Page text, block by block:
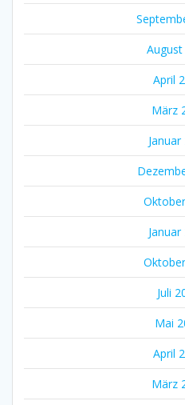
April
März
Januar
Juli
Mai
April
März